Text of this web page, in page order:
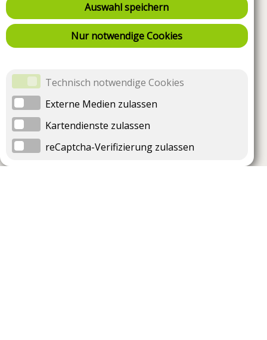
Auswahl speichern
Nur notwendige Cookies
Technisch notwendige Cookies
Externe Medien zulassen
Kartendienste zulassen
reCaptcha-Verifizierung zulassen